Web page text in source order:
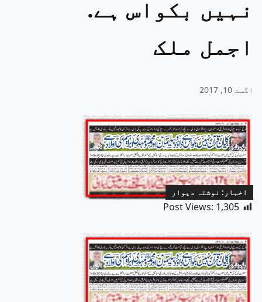
نہیں بکواس ہے.
اجمل ملک
اگست 10, 2017
اخبار: نوشتہ دیوار
Post Views: 1,305